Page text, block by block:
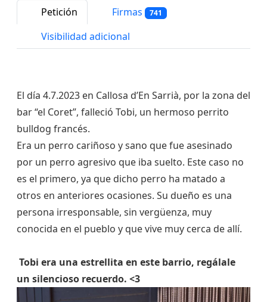
Petición Firmas 741
Visibilidad adicional
El día 4.7.2023 en Callosa d’En Sarrià, por la zona del
bar “el Coret”, falleció Tobi, un hermoso perrito
bulldog francés.
Era un perro cariñoso y sano que fue asesinado
por un perro agresivo que iba suelto. Este caso no
es el primero, ya que dicho perro ha matado a
otros en anteriores ocasiones. Su dueño es una
persona irresponsable, sin vergüenza, muy
conocida en el pueblo y que vive muy cerca de allí.
Tobi era una estrellita en este barrio, regálale
un silencioso recuerdo. <3